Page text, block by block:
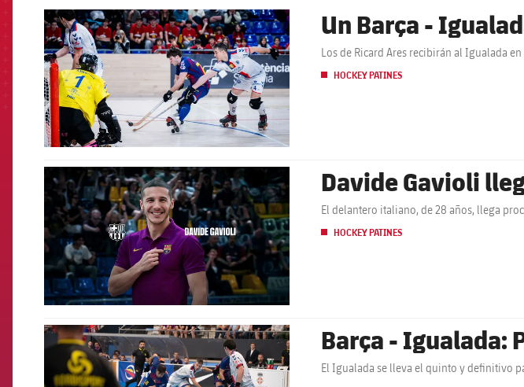
FCB Barcelona badge Un Barça -
Los de Ricard Ares recibirán al Igualada
HOCKEY PATINES
FCB Barcelona badge Davide Gavioli
El delantero italiano, de 28 años, llega
HOCKEY PATINES
FCB Barcelona badge Barça - Igualada:
El Igualada se lleva el quinto y definitivo